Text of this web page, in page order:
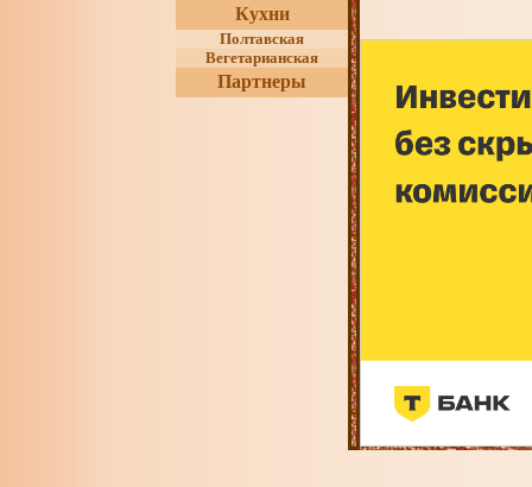
Кухни
Полтавская
Вегетарианская
Партнеры